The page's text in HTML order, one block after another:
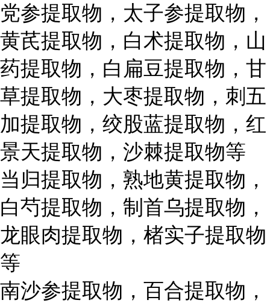
党参提取物，太子参提取物，
黄芪提取物，白术提取物，山
药提取物，白扁豆提取物，甘
草提取物，大枣提取物，刺五
加提取物，绞股蓝提取物，红
景天提取物，沙棘提取物等
当归提取物，熟地黄提取物，
白芍提取物，制首乌提取物，
龙眼肉提取物，楮实子提取物
等
南沙参提取物，百合提取物，